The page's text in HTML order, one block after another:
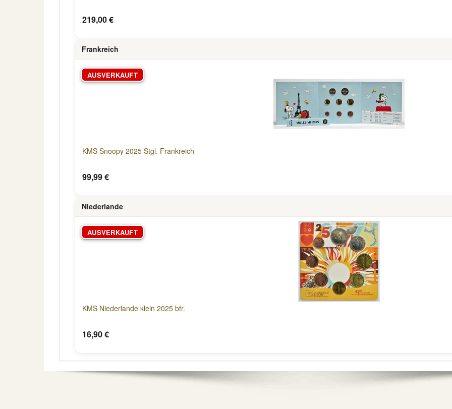
219,00 €
Frankreich
AUSVERKAUFT
KMS Snoopy 2025 Stgl. Frankreich
99,99 €
Niederlande
AUSVERKAUFT
KMS Niederlande klein 2025 bfr.
16,90 €